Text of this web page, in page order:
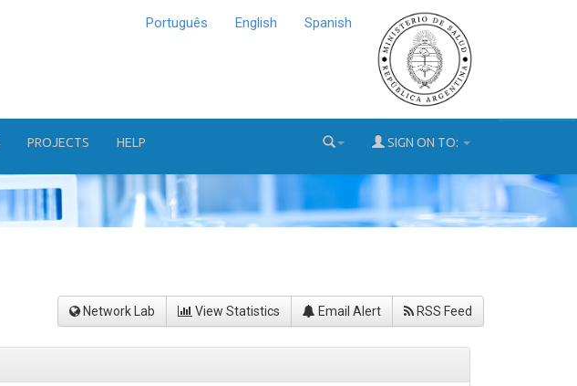
Português English Spanish
PROJECTS HELP SIGN ON TO:
Network Lab View Statistics Email Alert RSS Feed